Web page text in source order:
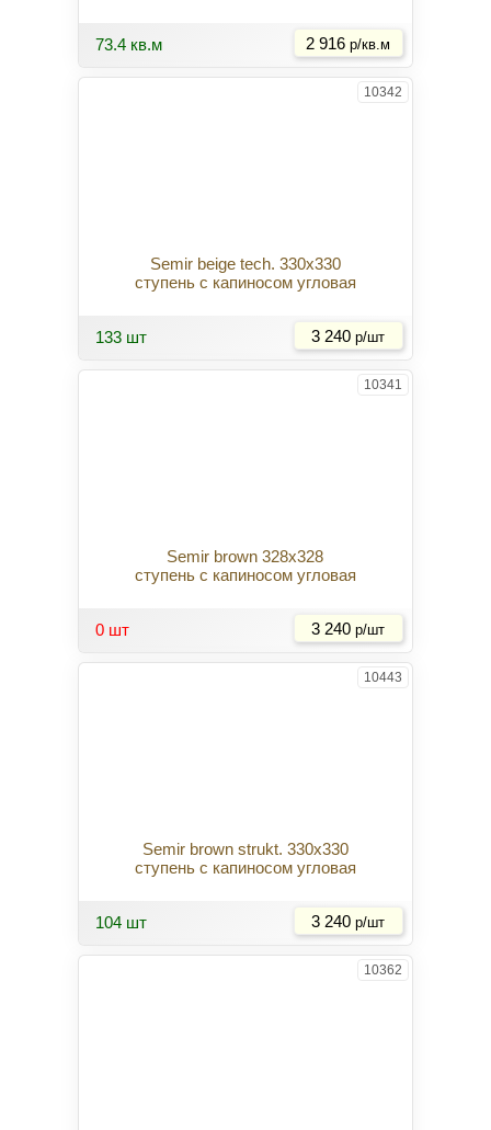
73.4 кв.м 2 916 р/кв.м
10342
Semir beige tech. 330x330
ступень с капиносом угловая
133 шт 3 240 р/шт
10341
Semir brown 328x328
ступень с капиносом угловая
0 шт 3 240 р/шт
10443
Semir brown strukt. 330x330
ступень с капиносом угловая
104 шт 3 240 р/шт
10362